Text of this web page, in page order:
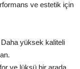
ve estetik için
yüksek kaliteli
ve lüksü bir arada